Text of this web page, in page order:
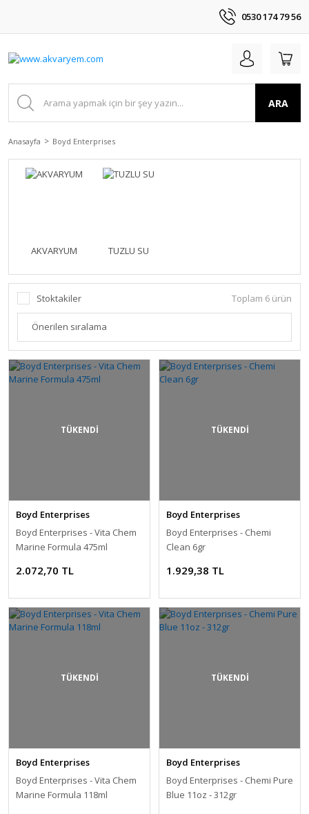
0530 174 79 56
ARA
Anasayfa Boyd Enterprises
AKVARYUM TUZLU SU
Stoktakiler Toplam 6 ürün
TÜKENDİ
Boyd Enterprises
Boyd Enterprises - Vita Chem
Marine Formula 475ml
2.072,70 TL
TÜKENDİ
Boyd Enterprises
Boyd Enterprises - Chemi
Clean 6gr
1.929,38 TL
TÜKENDİ
Boyd Enterprises
Boyd Enterprises - Vita Chem
Marine Formula 118ml
TÜKENDİ
Boyd Enterprises
Boyd Enterprises - Chemi Pure
Blue 11oz - 312gr